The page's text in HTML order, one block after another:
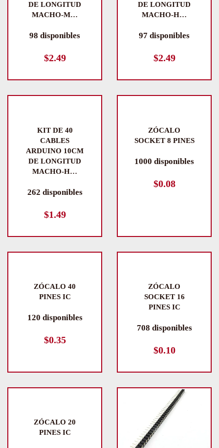
DE LONGITUD
MACHO-M…
98 disponibles
$2.49
DE LONGITUD
MACHO-H…
97 disponibles
$2.49
KIT DE 40
CABLES
ARDUINO 10CM
DE LONGITUD
MACHO-H…
262 disponibles
$1.49
ZÓCALO
SOCKET 8 PINES
1000 disponibles
$0.08
ZÓCALO 40
PINES IC
120 disponibles
$0.35
ZÓCALO
SOCKET 16
PINES IC
708 disponibles
$0.10
ZÓCALO 20
PINES IC